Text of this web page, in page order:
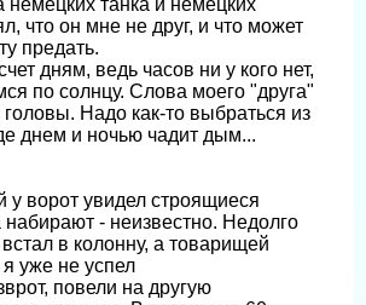
немецких танка и немецких
что он мне не друг, и что может
предать.
дням, ведь часов ни у кого нет,
по солнцу. Слова моего "друга"
Надо как-то выбраться из
днем и ночью чадит дым...
у ворот увидел строящиеся
набирают - неизвестно. Недолго
в колонну, а товарищей
уже не успел
повели на другую